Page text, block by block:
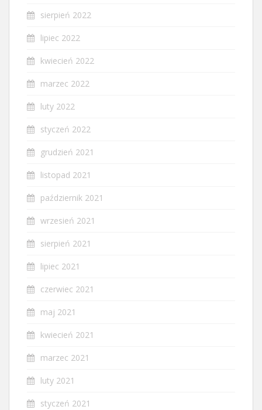
sierpień 2022
lipiec 2022
kwiecień 2022
marzec 2022
luty 2022
styczeń 2022
grudzień 2021
listopad 2021
październik 2021
wrzesień 2021
sierpień 2021
lipiec 2021
czerwiec 2021
maj 2021
kwiecień 2021
marzec 2021
luty 2021
styczeń 2021